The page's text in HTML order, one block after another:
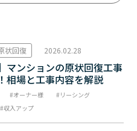
状回復 2026.02.28
マンションの原状回復工事
相場と工事内容を解説
オーナー様
リーシング
収入アップ